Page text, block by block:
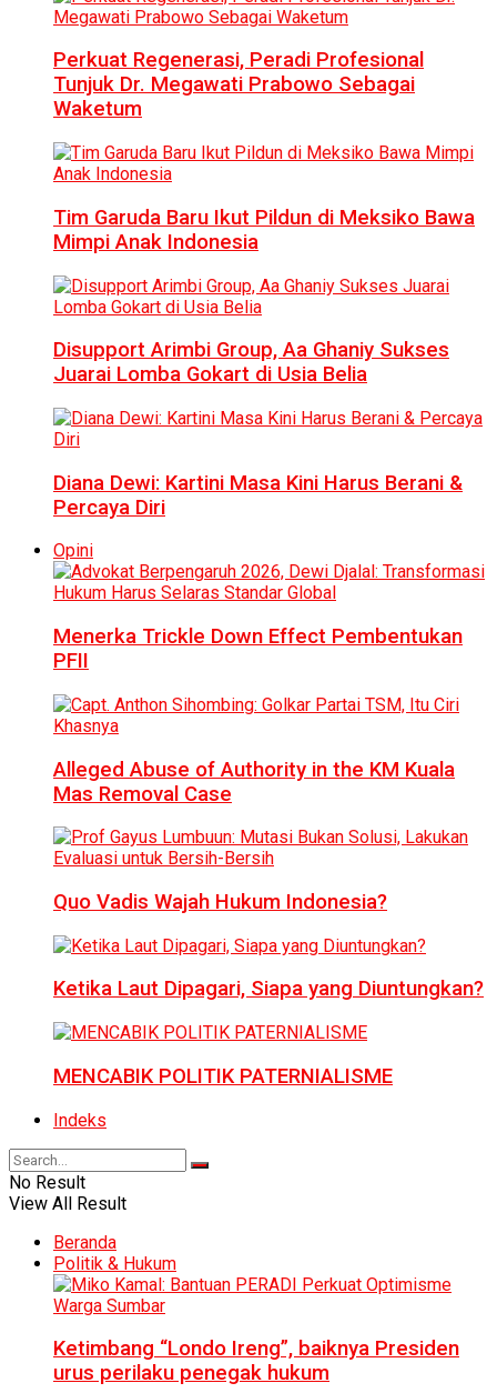
Perkuat Regenerasi, Peradi Profesional
Tunjuk Dr. Megawati Prabowo Sebagai
Waketum
Tim Garuda Baru Ikut Pildun di Meksiko Bawa
Mimpi Anak Indonesia
Disupport Arimbi Group, Aa Ghaniy Sukses
Juarai Lomba Gokart di Usia Belia
Diana Dewi: Kartini Masa Kini Harus Berani &
Percaya Diri
Opini
Menerka Trickle Down Effect Pembentukan
PFII
Alleged Abuse of Authority in the KM Kuala
Mas Removal Case
Quo Vadis Wajah Hukum Indonesia?
Ketika Laut Dipagari, Siapa yang Diuntungkan?
MENCABIK POLITIK PATERNIALISME
Indeks
No Result
View All Result
Beranda
Politik & Hukum
Ketimbang “Londo Ireng”, baiknya Presiden
urus perilaku penegak hukum